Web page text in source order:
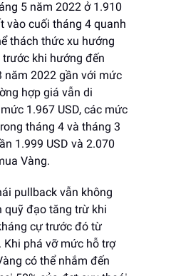
5 năm 2022 ở 1.910
vào cuối tháng 4 quanh
thách thức xu hướng
khi hướng đến
năm 2022 gần với mức
hợp giá vẫn di
1.967 USD, các mức
tháng 4 và tháng 3
1.999 USD và 2.070
Vàng.
pullback vẫn không
quỹ đạo tăng trừ khi
cự trước đó từ
Khi phá vỡ mức hỗ trợ
có thể nhắm đến